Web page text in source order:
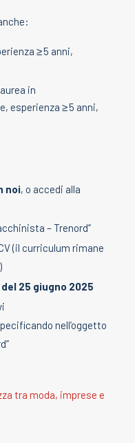
≥ 5 anni,
in
esperienza ≥ 5 anni,
noi, o accedi alla
– Trenord”
(il curriculum rimane
del 25 giugno 2025
nell’oggetto
tra moda, imprese e